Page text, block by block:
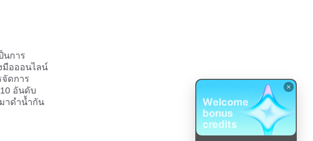
นการ
มือออนไลน์
ดการ
อันดับ
าดำน้ำกัน
Welcome
bonus
credits